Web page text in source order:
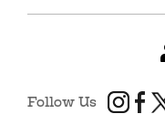
Follow Us